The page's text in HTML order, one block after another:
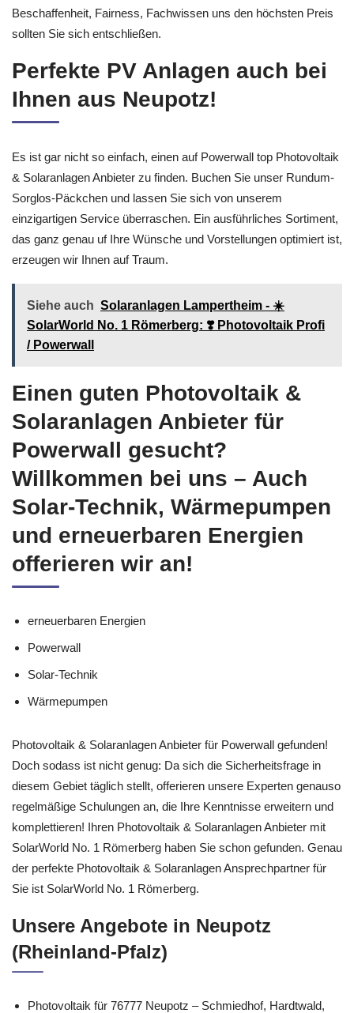
Beschaffenheit, Fairness, Fachwissen uns den höchsten Preis
sollten Sie sich entschließen.
Perfekte PV Anlagen auch bei
Ihnen aus Neupotz!
Es ist gar nicht so einfach, einen auf Powerwall top Photovoltaik
& Solaranlagen Anbieter zu finden. Buchen Sie unser Rundum-
Sorglos-Päckchen und lassen Sie sich von unserem
einzigartigen Service überraschen. Ein ausführliches Sortiment,
das ganz genau uf Ihre Wünsche und Vorstellungen optimiert ist,
erzeugen wir Ihnen auf Traum.
Siehe auch Solaranlagen Lampertheim - ☀️
SolarWorld No. 1 Römerberg: ❣️ Photovoltaik Profi
/ Powerwall
Einen guten Photovoltaik &
Solaranlagen Anbieter für
Powerwall gesucht?
Willkommen bei uns – Auch
Solar-Technik, Wärmepumpen
und erneuerbaren Energien
offerieren wir an!
erneuerbaren Energien
Powerwall
Solar-Technik
Wärmepumpen
Photovoltaik & Solaranlagen Anbieter für Powerwall gefunden!
Doch sodass ist nicht genug: Da sich die Sicherheitsfrage in
diesem Gebiet täglich stellt, offerieren unsere Experten genauso
regelmäßige Schulungen an, die Ihre Kenntnisse erweitern und
komplettieren! Ihren Photovoltaik & Solaranlagen Anbieter mit
SolarWorld No. 1 Römerberg haben Sie schon gefunden. Genau
der perfekte Photovoltaik & Solaranlagen Ansprechpartner für
Sie ist SolarWorld No. 1 Römerberg.
Unsere Angebote in Neupotz
(Rheinland-Pfalz)
Photovoltaik für 76777 Neupotz – Schmiedhof, Hardtwald,